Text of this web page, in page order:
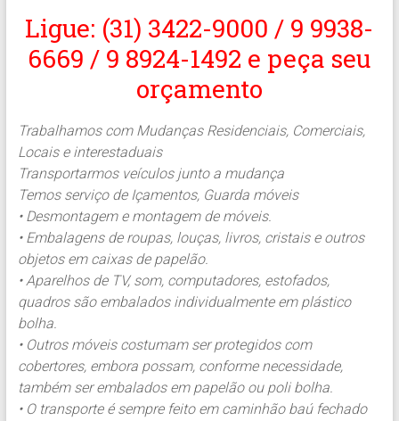
Ligue: (31) 3422-9000 / 9 9938-
6669 / 9 8924-1492 e peça seu
orçamento
Trabalhamos com Mudanças Residenciais, Comerciais,
Locais e interestaduais
Transportarmos veículos junto a mudança
Temos serviço de Içamentos, Guarda móveis
• Desmontagem e montagem de móveis.
• Embalagens de roupas, louças, livros, cristais e outros
objetos em caixas de papelão.
• Aparelhos de TV, som, computadores, estofados,
quadros são embalados individualmente em plástico
bolha.
• Outros móveis costumam ser protegidos com
cobertores, embora possam, conforme necessidade,
também ser embalados em papelão ou poli bolha.
• O transporte é sempre feito em caminhão baú fechado